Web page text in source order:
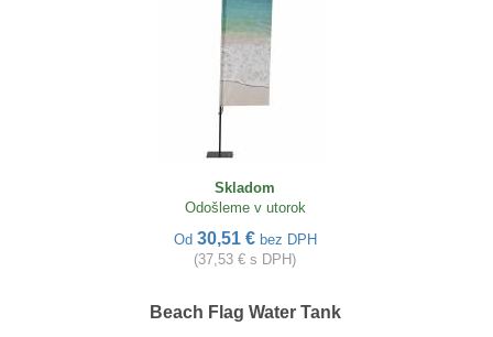
Skladom
Odošleme v utorok
Od 30,51 € bez DPH
(37,53 € s DPH)
Beach Flag Water Tank